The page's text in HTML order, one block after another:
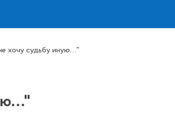
хочу судьбу иную..."